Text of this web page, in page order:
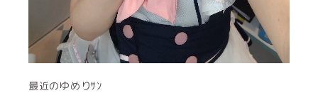
最近のゆめりｻﾝ